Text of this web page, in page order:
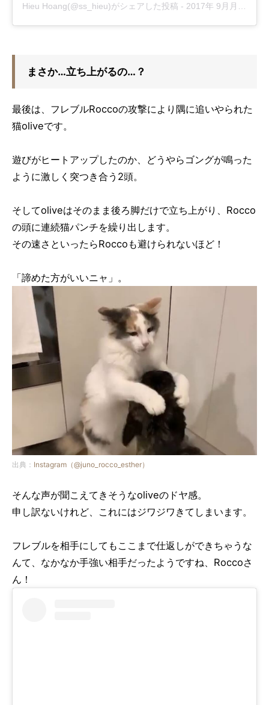
Hieu Hoang(@ss_hieu)がシェアした投稿 - 2017年 9月月28日午前7時13分PDT
まさか…立ち上がるの…？
最後は、フレブルRoccoの攻撃により隅に追いやられた
猫oliveです。
遊びがヒートアップしたのか、どうやらゴングが鳴った
ように激しく突つき合う2頭。
そしてoliveはそのまま後ろ脚だけで立ち上がり、Rocco
の頭に連続猫パンチを繰り出します。
その速さといったらRoccoも避けられないほど！
「諦めた方がいいニャ」。
出典： Instagram（@juno_rocco_esther）
そんな声が聞こえてきそうなoliveのドヤ感。
申し訳ないけれど、これにはジワジワきてしまいます。
フレブルを相手にしてもここまで仕返しができちゃうな
んて、なかなか手強い相手だったようですね、Roccoさ
ん！